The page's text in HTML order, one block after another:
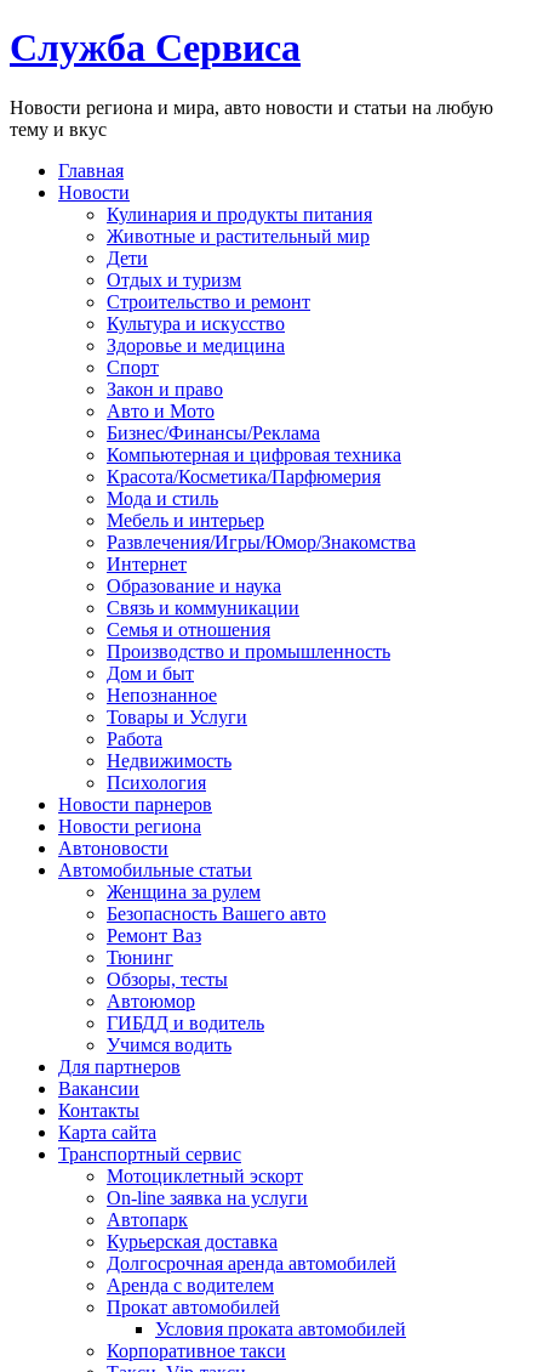
Служба Сервиса
Новости региона и мира, авто новости и статьи на любую
тему и вкус
Главная
Новости
Кулинария и продукты питания
Животные и растительный мир
Дети
Отдых и туризм
Строительство и ремонт
Культура и искусство
Здоровье и медицина
Спорт
Закон и право
Авто и Мото
Бизнес/Финансы/Реклама
Компьютерная и цифровая техника
Красота/Косметика/Парфюмерия
Мода и стиль
Мебель и интерьер
Развлечения/Игры/Юмор/Знакомства
Интернет
Образование и наука
Связь и коммуникации
Семья и отношения
Производство и промышленность
Дом и быт
Непознанное
Товары и Услуги
Работа
Недвижимость
Психология
Новости парнеров
Новости региона
Автоновости
Автомобильные статьи
Женщина за рулем
Безопасность Вашего авто
Ремонт Ваз
Тюнинг
Обзоры, тесты
Автоюмор
ГИБДД и водитель
Учимся водить
Для партнеров
Вакансии
Контакты
Карта сайта
Транспортный сервис
Мотоциклетный эскорт
On-line заявка на услуги
Автопарк
Курьерская доставка
Долгосрочная аренда автомобилей
Аренда с водителем
Прокат автомобилей
Условия проката автомобилей
Корпоративное такси